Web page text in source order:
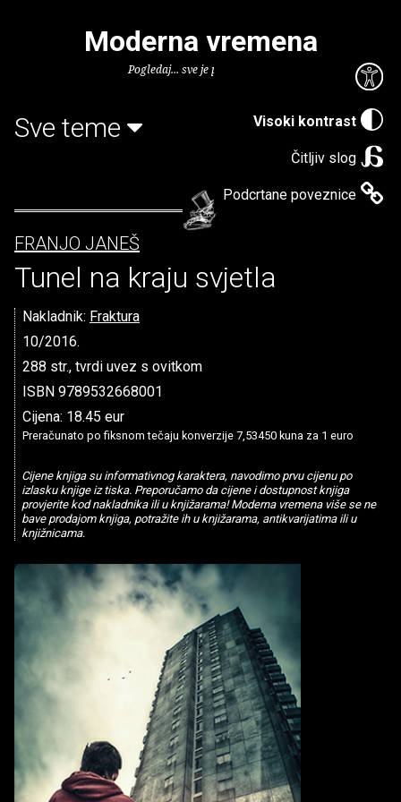
Visoki kontrast
Čitljiv slog
Podcrtane poveznice
Moderna vremena
Pogledaj... sve je puno knjiga.
Sve teme
FRANJO JANEŠ
Tunel na kraju svjetla
Nakladnik: Fraktura
10/2016.
288 str., tvrdi uvez s ovitkom
ISBN 9789532668001
Cijena: 18.45 eur
Preračunato po fiksnom tečaju konverzije 7,53450 kuna za 1 euro
Cijene knjiga su informativnog karaktera, navodimo prvu cijenu po
izlasku knjige iz tiska. Preporučamo da cijene i dostupnost knjiga
provjerite kod nakladnika ili u knjižarama! Moderna vremena više se ne
bave prodajom knjiga, potražite ih u knjižarama, antikvarijatima ili u
knjižnicama.